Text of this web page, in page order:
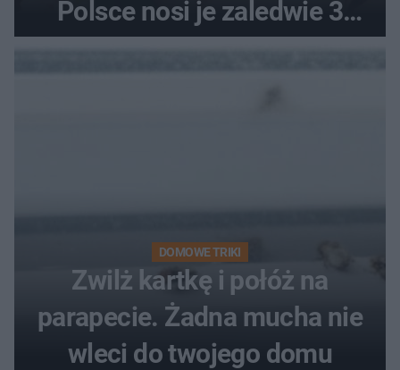
Polsce nosi je zaledwie 3
kobiety
DOMOWE TRIKI
Zwilż kartkę i połóż na
parapecie. Żadna mucha nie
wleci do twojego domu